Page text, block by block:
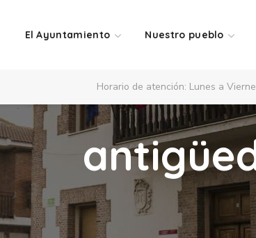
El Ayuntamiento Nuestro pueblo
Horario de atención: Lunes a